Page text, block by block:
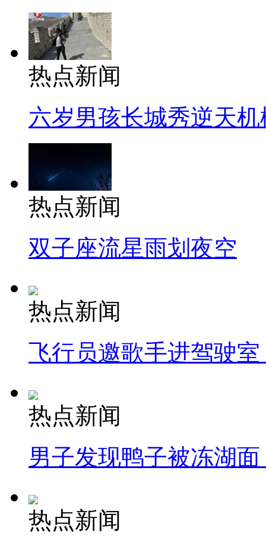
热点新闻
六岁男孩长城秀逆天机
热点新闻
双子座流星雨划夜空
热点新闻
飞行员邀歌手进驾驶
热点新闻
男子发现鸭子被冻湖
热点新闻